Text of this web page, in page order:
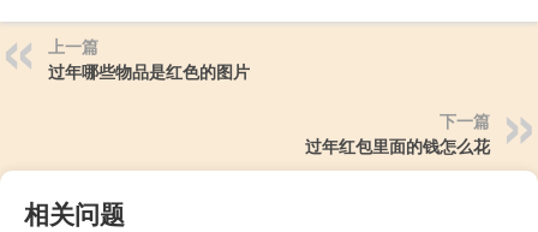
上一篇
过年哪些物品是红色的图片
下一篇
过年红包里面的钱怎么花
相关问题